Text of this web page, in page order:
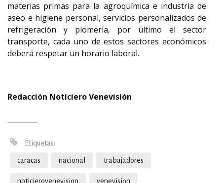
materias primas para la agroquímica e industria de
aseo e higiene personal, servicios personalizados de
refrigeración y plomería, por último el sector
transporte, cada uno de estos sectores económicos
deberá respetar un horario laboral.
Redacción Noticiero Venevisión
Etiquetas:
caracas nacional trabajadores
noticierovenevision venevision